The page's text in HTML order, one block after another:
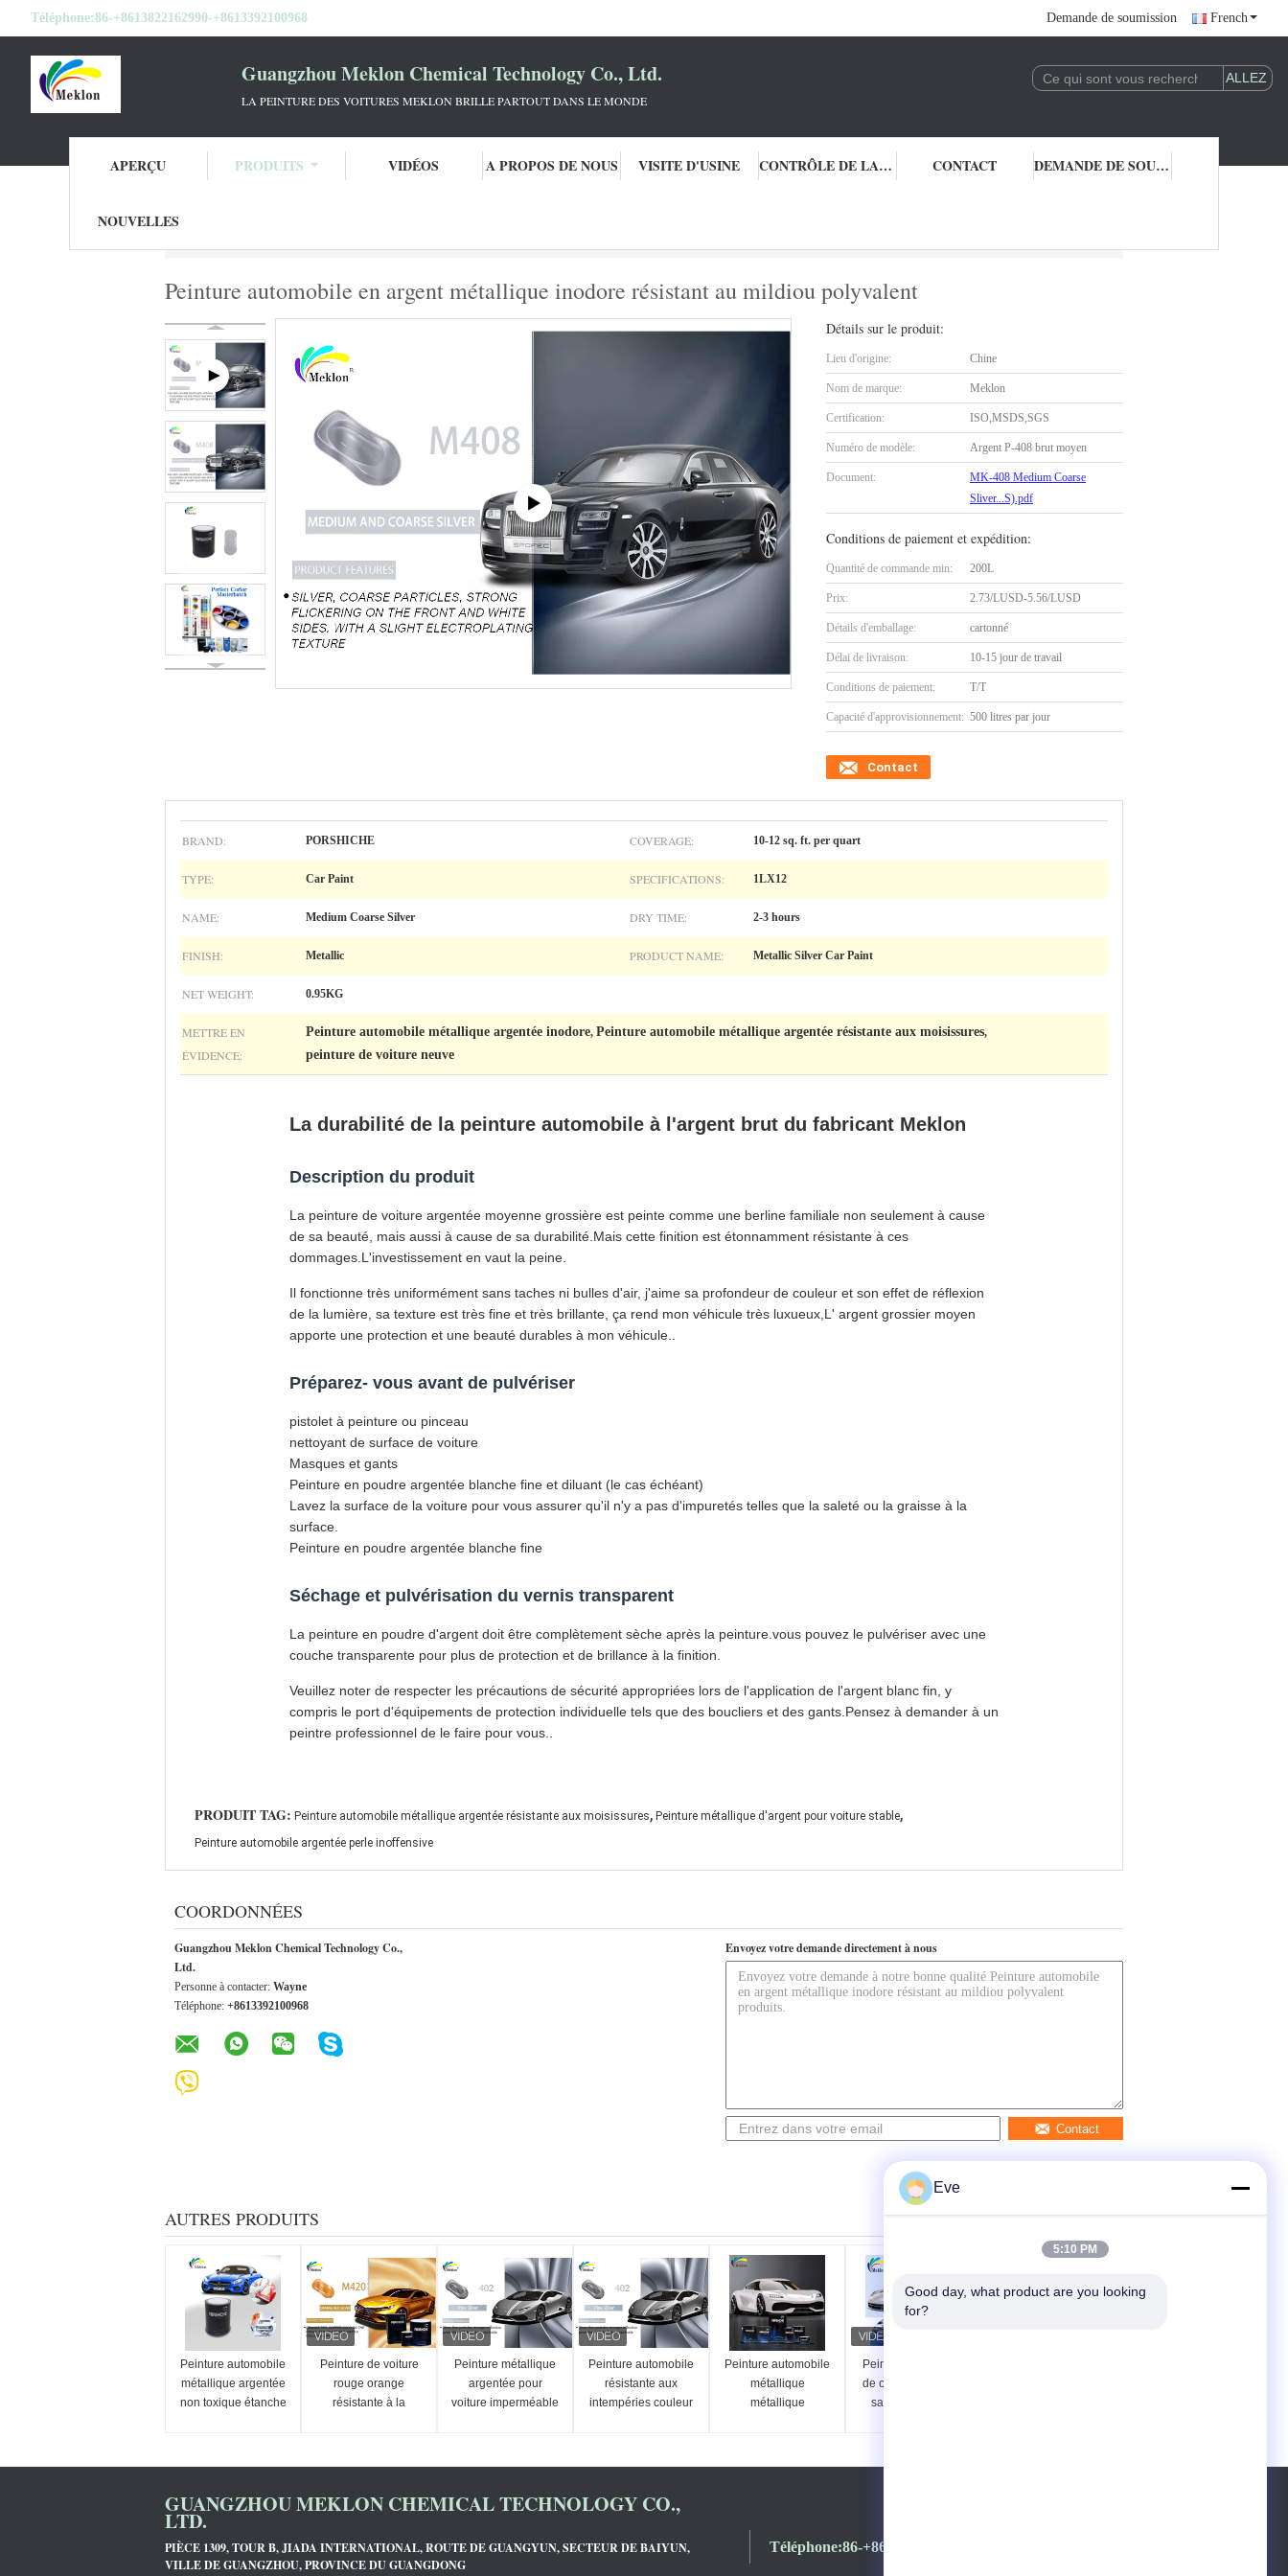
Téléphone:86-+8613822162990-+8613392100968 Demande de soumission French
Guangzhou Meklon Chemical Technology Co., Ltd.
LA PEINTURE DES VOITURES MEKLON BRILLE PARTOUT DANS LE MONDE
APERÇU PRODUITS VIDÉOS A PROPOS DE NOUS VISITE D'USINE CONTRÔLE DE LA QUALITÉ CONTACT DEMANDE DE SOUMISSION
NOUVELLES
Peinture automobile en argent métallique inodore résistant au mildiou polyvalent
Détails sur le produit:
Lieu d'origine: Chine
Nom de marque: Meklon
Certification: ISO,MSDS,SGS
Numéro de modèle: Argent P-408 brut moyen
Document:
MK-408 Medium Coarse
Sliver...S).pdf
Conditions de paiement et expédition:
Quantité de commande min: 200L
Prix: 2.73/LUSD-5.56/LUSD
Détails d'emballage: cartonné
Délai de livraison: 10-15 jour de travail
Conditions de paiement: T/T
Capacité d'approvisionnement: 500 litres par jour
Contact
BRAND: PORSHICHE COVERAGE: 10-12 sq. ft. per quart
TYPE: Car Paint SPECIFICATIONS: 1LX12
NAME: Medium Coarse Silver DRY TIME: 2-3 hours
FINISH: Metallic PRODUCT NAME: Metallic Silver Car Paint
NET WEIGHT: 0.95KG
METTRE EN
ÉVIDENCE:
Peinture automobile métallique argentée inodore, Peinture automobile métallique argentée résistante aux moisissures,
peinture de voiture neuve
La durabilité de la peinture automobile à l'argent brut du fabricant Meklon
Description du produit
La peinture de voiture argentée moyenne grossière est peinte comme une berline familiale non seulement à cause
de sa beauté, mais aussi à cause de sa durabilité.Mais cette finition est étonnamment résistante à ces
dommages.L'investissement en vaut la peine.
Il fonctionne très uniformément sans taches ni bulles d'air, j'aime sa profondeur de couleur et son effet de réflexion
de la lumière, sa texture est très fine et très brillante, ça rend mon véhicule très luxueux,L' argent grossier moyen
apporte une protection et une beauté durables à mon véhicule..
Préparez- vous avant de pulvériser
pistolet à peinture ou pinceau
nettoyant de surface de voiture
Masques et gants
Peinture en poudre argentée blanche fine et diluant (le cas échéant)
Lavez la surface de la voiture pour vous assurer qu'il n'y a pas d'impuretés telles que la saleté ou la graisse à la
surface.
Peinture en poudre argentée blanche fine
Séchage et pulvérisation du vernis transparent
La peinture en poudre d'argent doit être complètement sèche après la peinture.vous pouvez le pulvériser avec une
couche transparente pour plus de protection et de brillance à la finition.
Veuillez noter de respecter les précautions de sécurité appropriées lors de l'application de l'argent blanc fin, y
compris le port d'équipements de protection individuelle tels que des boucliers et des gants.Pensez à demander à un
peintre professionnel de le faire pour vous..
PRODUIT TAG: Peinture automobile métallique argentée résistante aux moisissures, Peinture métallique d'argent pour voiture stable,
Peinture automobile argentée perle inoffensive
COORDONNÉES
Guangzhou Meklon Chemical Technology Co.,
Ltd.
Personne à contacter: Wayne
Téléphone: +8613392100968
Envoyez votre demande directement à nous
Contact
AUTRES PRODUITS
Peinture automobile
métallique argentée
non toxique étanche
Peinture de voiture
rouge orange
résistante à la
voiture
Peinture métallique
argentée pour
voiture imperméable
Peinture automobile
résistante aux
intempéries couleur
Peinture automobile
métallique
métallique
Peinture métallique
de couleur pratique
sans odeur SGS
GUANGZHOU MEKLON CHEMICAL TECHNOLOGY CO.,
LTD.
PIÈCE 1309, TOUR B, JIADA INTERNATIONAL, ROUTE DE GUANGYUN, SECTEUR DE BAIYUN,
VILLE DE GUANGZHOU, PROVINCE DU GUANGDONG
Téléphone:86-+8613392100968-+8613501528806
Eve
5:10 PM
Good day, what product are you looking
for?